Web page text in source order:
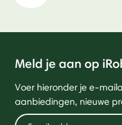
Meld je aan op
Voer hieronder je e-
aanbiedingen, nieuwe